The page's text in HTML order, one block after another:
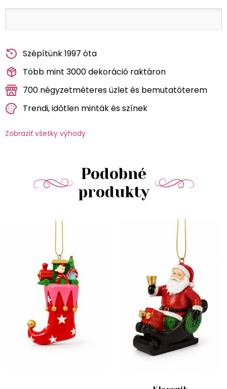
Szépítünk 1997 óta
Több mint 3000 dekoráció raktáron
700 négyzetméteres üzlet és bemutatóterem
Trendi, időtlen minták és színek
Zobraziť všetky výhody
Podobné
produkty